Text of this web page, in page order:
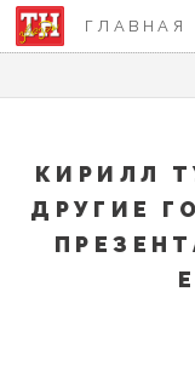
ГЛАВНАЯ
КИРИЛЛ
ДРУГИЕ